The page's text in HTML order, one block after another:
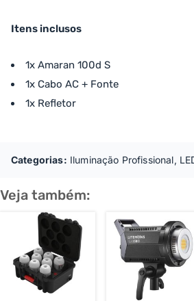
Itens inclusos
1x Amaran 100d S
1x Cabo AC + Fonte
1x Refletor
Categorias: Iluminação Profissional,
Veja também: